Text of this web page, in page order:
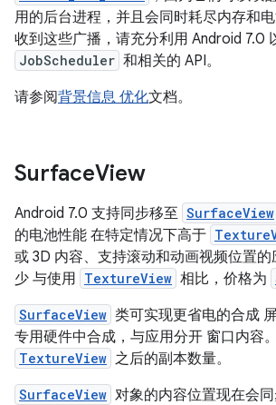
用的后台进程，并且会同时耗尽内存和
收到这些广播，请充分利用 Android 7.0
JobScheduler 和相关的 API。
请参阅背景信息 优化文档。
SurfaceView
Android 7.0 支持同步移至 SurfaceView
的电池性能 在特定情况下高于
或 3D 内容、支持滚动和动画视频位置
少 与使用 TextureView 相比，价格为
SurfaceView 类可实现更省电的合成
专用硬件中合成，与应用分开 窗口内容
TextureView 之后的副本数量。
SurfaceView 对象的内容位置现在会